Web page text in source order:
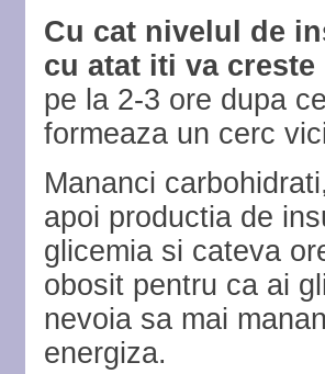
Cu cat nivelul de
cu atat iti va
pe la 2-3 ore dupa
formeaza un cerc
Mananci
apoi productia de
glicemia si cateva
obosit pentru ca ai
nevoia sa mai
energiza.